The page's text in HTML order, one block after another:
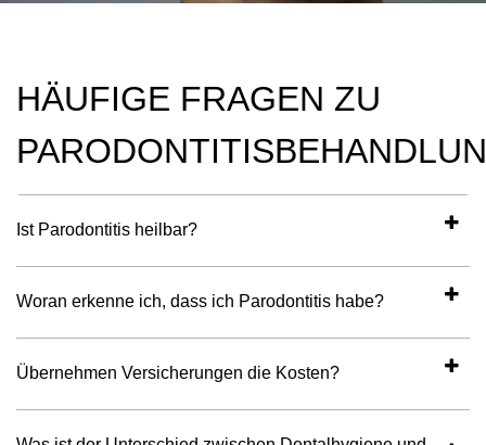
HÄUFIGE FRAGEN ZU
Ist Parodontitis heilbar?
Woran erkenne ich, dass ich Parodontitis habe?
Übernehmen Versicherungen die Kosten?